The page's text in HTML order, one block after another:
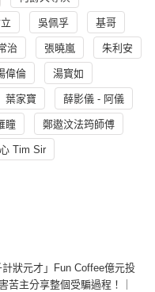
吳佩孚 基哥
治 張曉嵐 朱利安
偉倫 湯寳如
葉家寶 薛影儀 - 阿儀
瞳 鄭遨汶法筠師傅
Tim Sir
計狀元才」Fun Coffee億元投
苦主分享整個受騙過程！｜